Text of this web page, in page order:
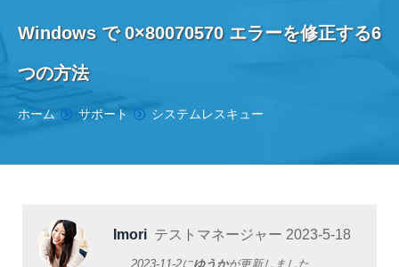
ダウンロード
操作ガイド
language
Windows で 0×80070570 エラーを修正する6
つの方法
You are here:
ホーム サポート システムレスキュー
Imori テストマネージャー 2023-5-18
2023-11-2にゆうかが更新しました